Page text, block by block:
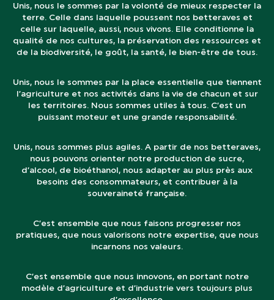
Unis, nous le sommes par la volonté de mieux respecter la
terre. Celle dans laquelle poussent nos betteraves et
celle sur laquelle, aussi, nous vivons. Elle conditionne la
qualité de nos cultures, la préservation des ressources et
de la biodiversité, le goût, la santé, le bien-être de tous.
Unis, nous le sommes par la place essentielle que tiennent
l’agriculture et nos activités dans la vie de chacun et sur
les territoires. Nous sommes utiles à tous. C’est un
puissant moteur et une grande responsabilité.
Unis, nous sommes plus agiles. A partir de nos betteraves,
nous pouvons orienter notre production de sucre,
d’alcool, de bioéthanol, nous adapter au plus près aux
besoins des consommateurs, et contribuer à la
souveraineté française.
C’est ensemble que nous faisons progresser nos
pratiques, que nous valorisons notre expertise, que nous
incarnons nos valeurs.
C’est ensemble que nous innovons, en portant notre
modèle d’agriculture et d’industrie vers toujours plus